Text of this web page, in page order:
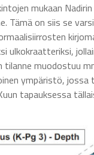
mukaan
Tämä on siis se
ulkokraatteriksi,
muodostuu
ympäristö,
tapauksessa